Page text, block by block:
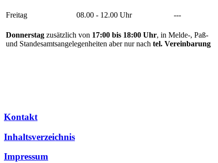
Freitag 08.00 - 12.00 Uhr ---
Donnerstag zusätzlich von 17:00 bis 18:00 Uhr, in Melde-, Paß-
und Standesamtsangelegenheiten aber nur nach tel. Vereinbarung
Kontakt
Inhaltsverzeichnis
Impressum